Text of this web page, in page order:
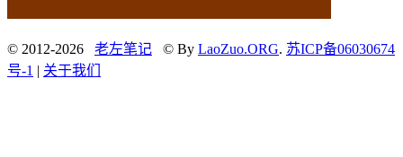
© 2012-2026 老左笔记 © By LaoZuo.ORG. 苏ICP备06030674
号-1 | 关于我们